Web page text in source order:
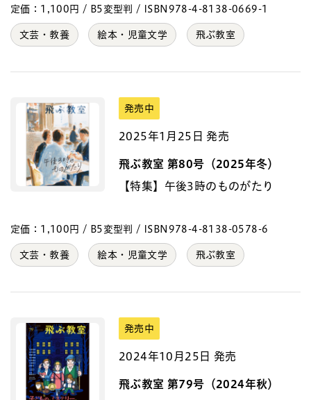
定価：1,100円 / B5変型判 / ISBN978-4-8138-0669-1
文芸・教養 絵本・児童文学 飛ぶ教室
発売中
2025年1月25日 発売
飛ぶ教室 第80号（2025年冬）
【特集】午後3時のものがたり
定価：1,100円 / B5変型判 / ISBN978-4-8138-0578-6
文芸・教養 絵本・児童文学 飛ぶ教室
発売中
2024年10月25日 発売
飛ぶ教室 第79号（2024年秋）